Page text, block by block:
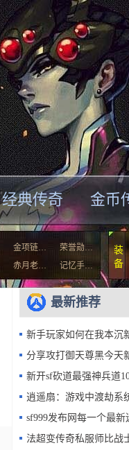
经典传奇 金币
金项链…
荣誉勋…
赤月老… 记忆手…
装
备
最新推荐
新手玩家如何在我本沉
分享攻打御天尊黑今天
新开sf砍道最强神兵道
逍遥扇：游戏中渡劫系
sf999发布网每一个最
置
法超变传奇私服师比战